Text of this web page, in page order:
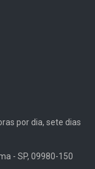
por dia, sete dias
- SP, 09980-150